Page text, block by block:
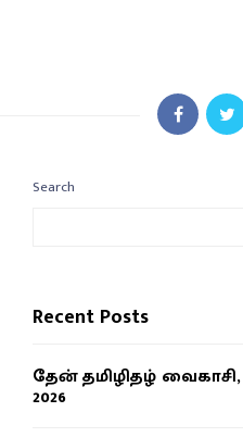
Search
Recent Posts
தேன் தமிழிதழ்
2026